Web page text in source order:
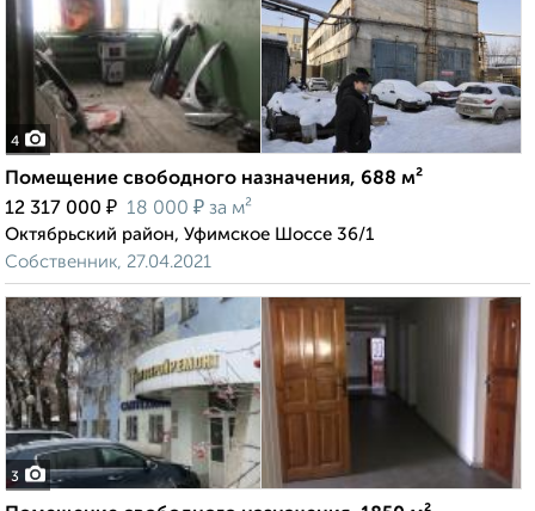
4
Помещение свободного назначения, 688 м²
12 317 000 ₽ 18 000 ₽ за м²
Октябрьский район, Уфимское Шоссе 36/1
Собственник, 27.04.2021
3